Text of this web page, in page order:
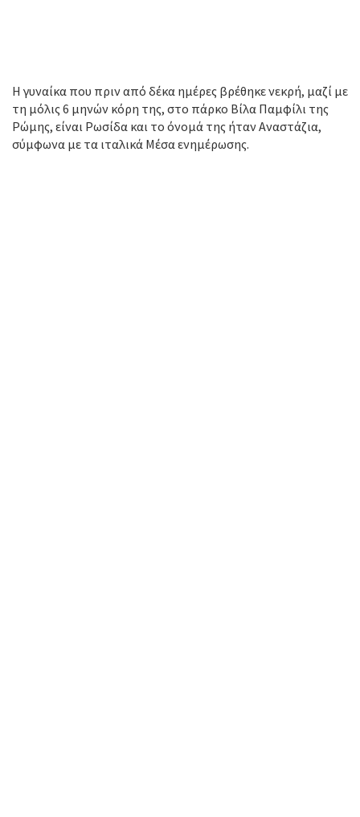
Η γυναίκα που πριν από δέκα ημέρες βρέθηκε νεκρή, μαζί με
τη μόλις 6 μηνών κόρη της, στο πάρκο Βίλα Παμφίλι της
Ρώμης, είναι Ρωσίδα και το όνομά της ήταν Αναστάζια,
σύμφωνα με τα ιταλικά Μέσα ενημέρωσης.